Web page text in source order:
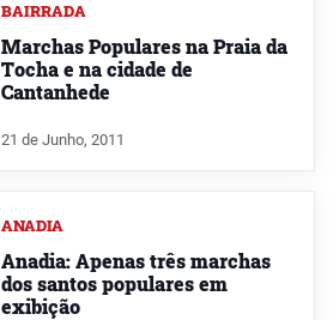
BAIRRADA
Marchas Populares na Praia da
Tocha e na cidade de
Cantanhede
21 de Junho, 2011
ANADIA
Anadia: Apenas três marchas
dos santos populares em
exibição